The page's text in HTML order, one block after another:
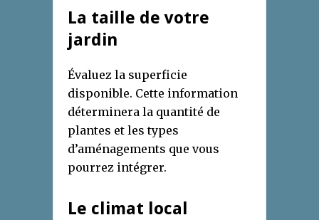
La taille de votre
jardin
Évaluez la superficie
disponible. Cette information
déterminera la quantité de
plantes et les types
d’aménagements que vous
pourrez intégrer.
Le climat local